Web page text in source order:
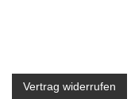
Vertrag widerrufen